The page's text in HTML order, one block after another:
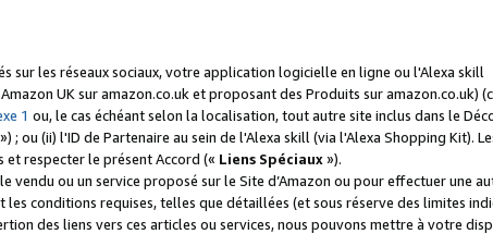
sur les réseaux sociaux, votre application logicielle en ligne ou l'Alexa skill
UK sur amazon.co.uk et proposant des Produits sur amazon.co.uk)
1 ou, le cas échéant selon la localisation, tout autre site inclus dans le
») ; ou (ii) l'ID de Partenaire au sein de l'Alexa skill (via l'Alexa Shopping Kit).
respecter le présent Accord (« Liens Spéciaux»).
vendu ou un service proposé sur le Site d’Amazon ou pour effectuer une
conditions requises, telles que détaillées (et sous réserve des limites
des liens vers ces articles ou services, nous pouvons mettre à votre